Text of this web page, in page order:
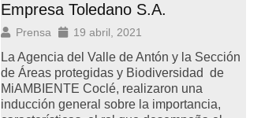
Empresa Toledano S.A.
Prensa 19 abril, 2021
La Agencia del Valle de Antón y la Sección
de Áreas protegidas y Biodiversidad de
MiAMBIENTE Coclé, realizaron una
inducción general sobre la importancia,